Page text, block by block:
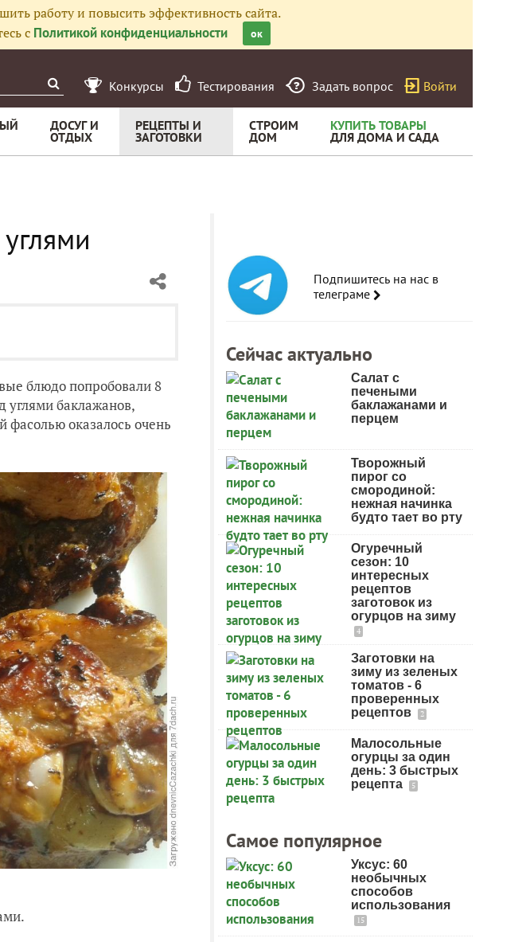
работу и повысить эффективность сайта.
с Политикой конфиденциальности ок
Конкурсы Тестирования Задать вопрос Войти
ДОСУГ И
ОТДЫХ
РЕЦЕПТЫ И
ЗАГОТОВКИ
СТРОИМ
ДОМ
КУПИТЬ ТОВАРЫ
ДЛЯ ДОМА И САДА
блюдо попробовали 8
углями баклажанов,
фасолью оказалось очень
Подпишитесь на нас в
телеграме
Сейчас актуально
Салат с
печеными
баклажанами и
перцем
Творожный
пирог со
смородиной:
нежная начинка
будто тает во рту
Огуречный
сезон: 10
интересных
рецептов
заготовок из
огурцов на зиму
4
Заготовки на
зиму из зеленых
томатов - 6
проверенных
рецептов
2
Малосольные
огурцы за один
день: 3 быстрых
рецепта
5
Самое популярное
Уксус: 60
необычных
способов
использования
15